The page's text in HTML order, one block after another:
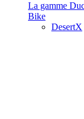
La gamme
Bike
DesertX